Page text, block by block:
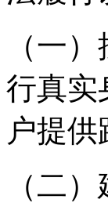
（一
行真实
户提供
（二